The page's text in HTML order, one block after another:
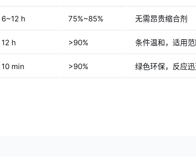
6~12 h 75%~85% 无需昂贵缩合剂
12 h >90% 条件温和，适用
10 min >90% 绿色环保，反应